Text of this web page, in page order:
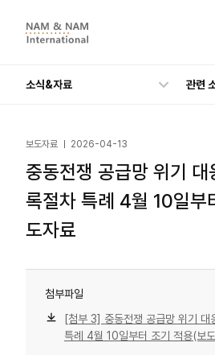
가
소식&자료 관련
보도자료 2026-04-13
중동전쟁 공급망 위기
록절차 특례 4월 10일부
도자료
첨부파일
[첨부 3] 중동전쟁 공급망 위기
특례 4월 10일부터 조기 적용(보